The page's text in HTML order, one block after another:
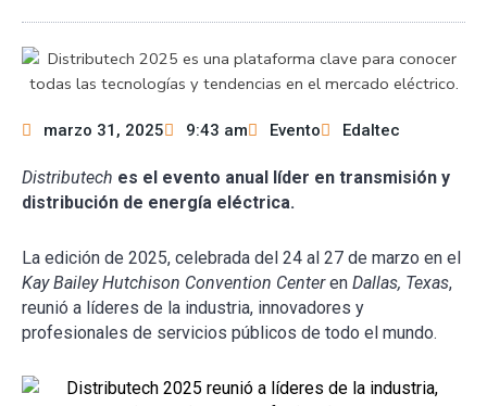
marzo 31, 2025 9:43 am Evento Edaltec
Distributech es el evento anual líder en transmisión y
distribución de energía eléctrica.
La edición de 2025, celebrada del 24 al 27 de marzo en el
Kay Bailey Hutchison Convention Centeren Dallas, Texas,
reunió a líderes de la industria, innovadores y
profesionales de servicios públicos de todo el mundo.